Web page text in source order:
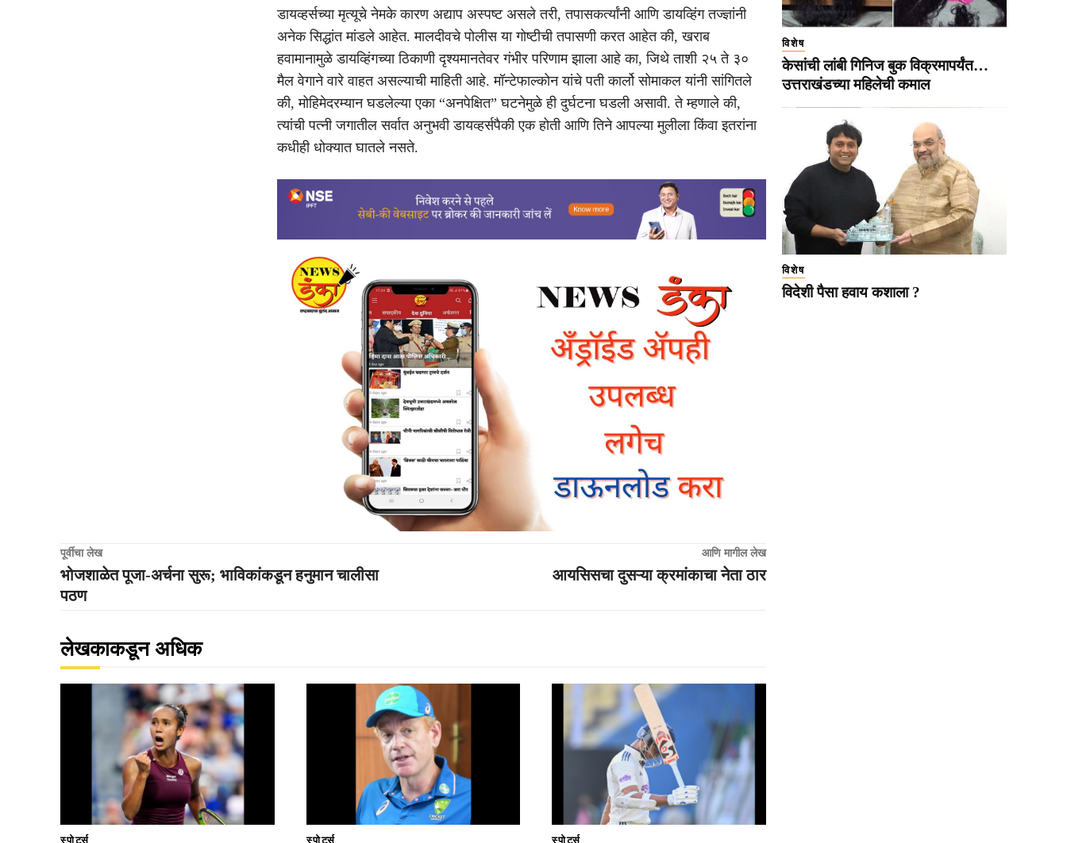
डायव्हर्सच्या मृत्यूचे नेमके कारण अद्याप अस्पष्ट असले तरी, तपासकर्त्यांनी आणि डायव्हिंग तज्ज्ञांनी
अनेक सिद्धांत मांडले आहेत. मालदीवचे पोलीस या गोष्टीची तपासणी करत आहेत की, खराब
हवामानामुळे डायव्हिंगच्या ठिकाणी दृश्यमानतेवर गंभीर परिणाम झाला आहे का, जिथे ताशी २५ ते ३०
मैल वेगाने वारे वाहत असल्याची माहिती आहे. मॉन्टेफाल्कोन यांचे पती कार्लो सोमाकल यांनी सांगितले
की, मोहिमेदरम्यान घडलेल्या एका “अनपेक्षित” घटनेमुळे ही दुर्घटना घडली असावी. ते म्हणाले की,
त्यांची पत्नी जगातील सर्वात अनुभवी डायव्हर्सपैकी एक होती आणि तिने आपल्या मुलीला किंवा इतरांना
कधीही धोक्यात घातले नसते.
पूर्वीचा लेख
भोजशाळेत पूजा-अर्चना सुरू; भाविकांकडून हनुमान चालीसा
पठण
आणि मागील लेख
आयसिसचा दुसऱ्या क्रमांकाचा नेता ठार
लेखकाकडून अधिक
स्पोर्ट्स स्पोर्ट्स स्पोर्ट्स
विशेष
केसांची लांबी गिनिज बुक विक्रमापर्यंत…
उत्तराखंडच्या महिलेची कमाल
विशेष
विदेशी पैसा हवाय कशाला ?